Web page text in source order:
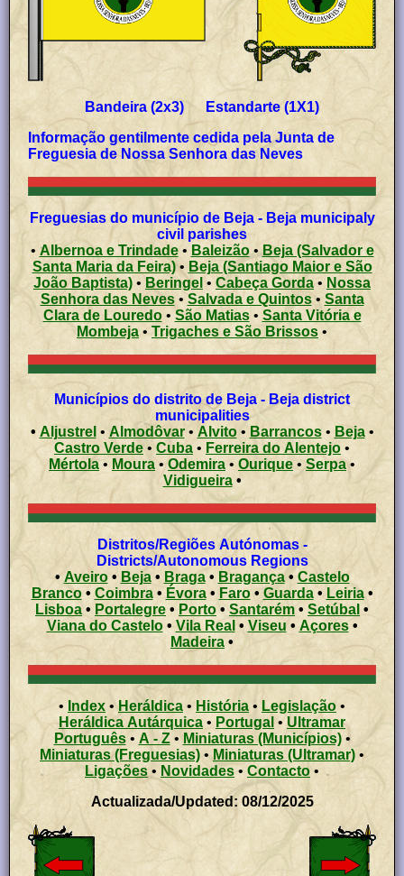
Bandeira (2x3) Estandarte (1X1)
Informação gentilmente cedida pela Junta de
Freguesia de Nossa Senhora das Neves
Freguesias do município de Beja - Beja municipaly
civil parishes
• Albernoa e Trindade• Baleizão•Beja (Salvador e
Santa Maria da Feira)• Beja (Santiago Maior e São
João Baptista) • Beringel • Cabeça Gorda • Nossa
Senhora das Neves• Salvada e Quintos• Santa
Clara de Louredo• São Matias• Santa Vitória e
Mombeja • Trigaches e São Brissos •
Municípios do distrito de Beja - Beja district
municipalities
• Aljustrel • Almodôvar• Alvito• Barrancos• Beja•
Castro Verde• Cuba • Ferreira do Alentejo •
Mértola• Moura •Odemira • Ourique •Serpa•
Vidigueira •
Distritos/Regiões Autónomas -
Districts/Autonomous Regions
•Aveiro• Beja• Braga• Bragança•Castelo
Branco• Coimbra•Évora• Faro• Guarda• Leiria•
Lisboa • Portalegre • Porto •Santarém • Setúbal •
Viana do Castelo• Vila Real • Viseu • Açores •
Madeira •
• Index • Heráldica • História • Legislação •
Heráldica Autárquica • Portugal • Ultramar
Português• A - Z• Miniaturas (Municípios)•
Miniaturas (Freguesias) • Miniaturas (Ultramar) •
Ligações • Novidades • Contacto •
Actualizada/Updated: 08/12/2025